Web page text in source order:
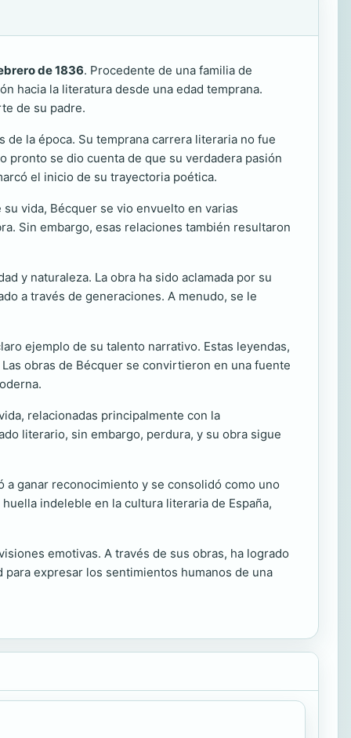
de 1836. Procedente de una familia de
hacia la literatura desde una edad temprana.
de su padre.
la época. Su temprana carrera literaria no fue
pronto se dio cuenta de que su verdadera pasión
el inicio de su trayectoria poética.
vida, Bécquer se vio envuelto en varias
Sin embargo, esas relaciones también resultaron
y naturaleza. La obra ha sido aclamada por su
a través de generaciones. A menudo, se le
ejemplo de su talento narrativo. Estas leyendas,
obras de Bécquer se convirtieron en una fuente
relacionadas principalmente con la
literario, sin embargo, perdura, y su obra sigue
ganar reconocimiento y se consolidó como uno
indeleble en la cultura literaria de España,
emotivas. A través de sus obras, ha logrado
expresar los sentimientos humanos de una